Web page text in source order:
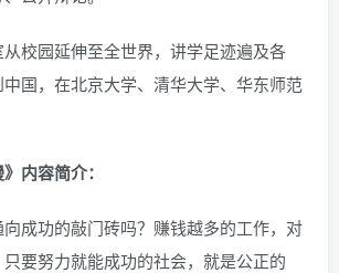
校园延伸至全世界，讲学足迹遍及各
国，在北京大学、清华大学、华东师范
内容简介：
成功的敲门砖吗？赚钱越多的工作，对
要努力就能成功的社会，就是公正的